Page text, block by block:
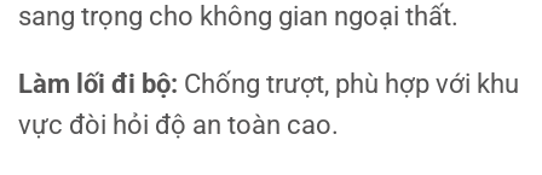
sang trọng cho không gian ngoại thất.
Làm lối đi bộ: Chống trượt, phù hợp với khu
vực đòi hỏi độ an toàn cao.